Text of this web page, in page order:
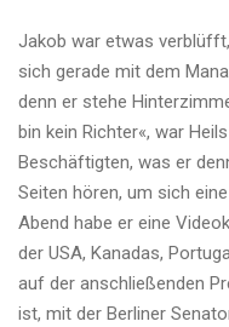
Jakob war etwas
sich gerade mit dem
denn er stehe
bin kein Richter«, war
Beschäftigten, was er
Seiten hören, um sich
Abend habe er eine
der USA, Kanadas,
auf der anschließenden
ist, mit der Berliner